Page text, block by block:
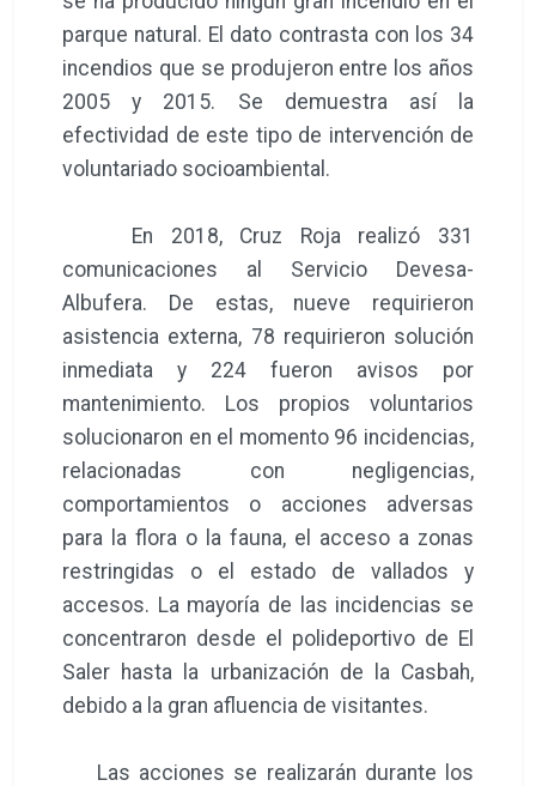
parque natural. El dato contrasta con los 34
incendios que se produjeron entre los años
2005 y 2015. Se demuestra así la
efectividad de este tipo de intervención de
voluntariado socioambiental.
En 2018, Cruz Roja realizó 331
comunicaciones al Servicio Devesa-
Albufera. De estas, nueve requirieron
asistencia externa, 78 requirieron solución
inmediata y 224 fueron avisos por
mantenimiento. Los propios voluntarios
solucionaron en el momento 96 incidencias,
relacionadas con negligencias,
comportamientos o acciones adversas
para la flora o la fauna, el acceso a zonas
restringidas o el estado de vallados y
accesos. La mayoría de las incidencias se
concentraron desde el polideportivo de El
Saler hasta la urbanización de la Casbah,
debido a la gran afluencia de visitantes.
Las acciones se realizarán durante los